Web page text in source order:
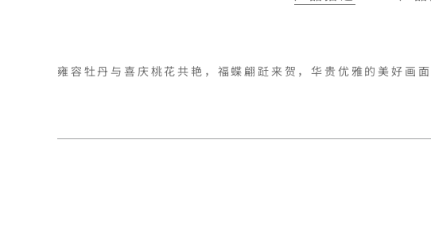
雍容牡丹与喜庆桃花共艳，福蝶翩跹来贺，华贵优雅的美好画